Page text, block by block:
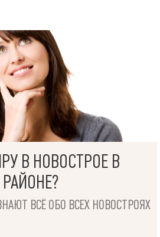
В НОВОСТРОЕ В
ВСЁ ОБО ВСЕХ НОВОСТРОЯХ